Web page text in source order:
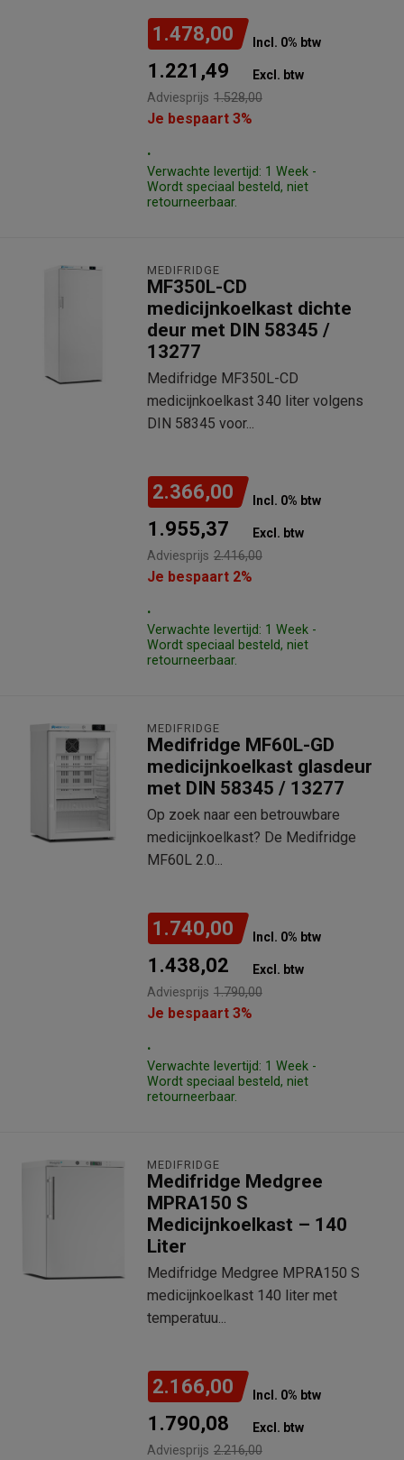
1.478,00 Incl. 0% btw
1.221,49 Excl. btw
Adviesprijs 1.528,00
Je bespaart 3%
.
Verwachte levertijd: 1 Week -
Wordt speciaal besteld, niet
retourneerbaar.
MEDIFRIDGE
MF350L-CD
medicijnkoelkast dichte
deur met DIN 58345 /
13277
Medifridge MF350L-CD
medicijnkoelkast 340 liter volgens
DIN 58345 voor...
2.366,00 Incl. 0% btw
1.955,37 Excl. btw
Adviesprijs 2.416,00
Je bespaart 2%
.
Verwachte levertijd: 1 Week -
Wordt speciaal besteld, niet
retourneerbaar.
MEDIFRIDGE
Medifridge MF60L-GD
medicijnkoelkast glasdeur
met DIN 58345 / 13277
Op zoek naar een betrouwbare
medicijnkoelkast? De Medifridge
MF60L 2.0...
1.740,00 Incl. 0% btw
1.438,02 Excl. btw
Adviesprijs 1.790,00
Je bespaart 3%
.
Verwachte levertijd: 1 Week -
Wordt speciaal besteld, niet
retourneerbaar.
MEDIFRIDGE
Medifridge Medgree
MPRA150 S
Medicijnkoelkast – 140
Liter
Medifridge Medgree MPRA150 S
medicijnkoelkast 140 liter met
temperatuu...
2.166,00 Incl. 0% btw
1.790,08 Excl. btw
Adviesprijs 2.216,00